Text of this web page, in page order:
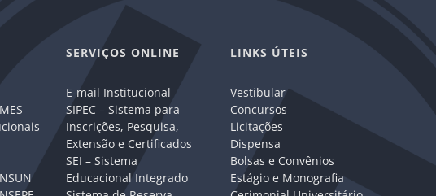
SERVIÇOS ONLINE
E-mail Institucional
SIPEC – Sistema para
Inscrições, Pesquisa,
Extensão e Certificados
SEI – Sistema
Educacional Integrado
LINKS ÚTEIS
Vestibular
Concursos
Licitações
Dispensa
Bolsas e Convênios
Estágio e Monografia